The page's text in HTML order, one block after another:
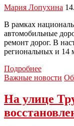
дороги
и
Мария Лопухина
В рамках
автомобильные
ремонт дорог. В
региональных и
ПодробнееВ
Тульской
проекту
БКАД
Важные новости
На улице